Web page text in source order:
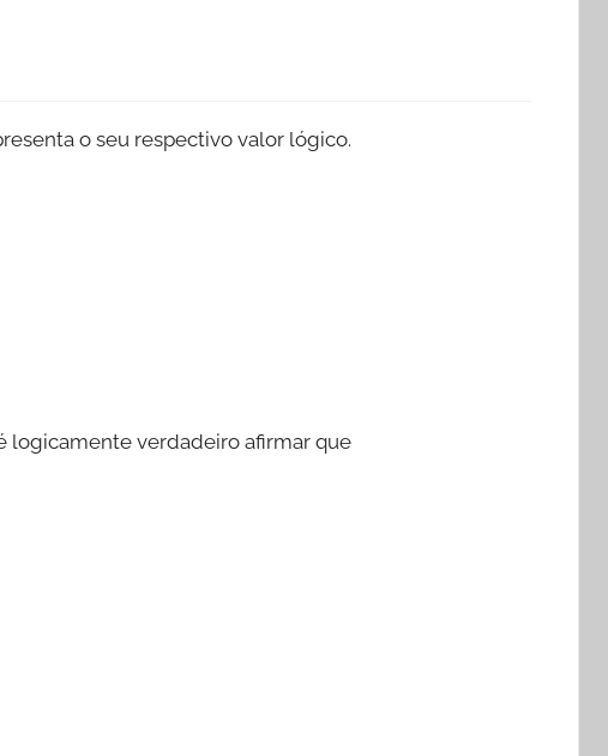
o seu respectivo valor lógico.
logicamente verdadeiro afirmar que